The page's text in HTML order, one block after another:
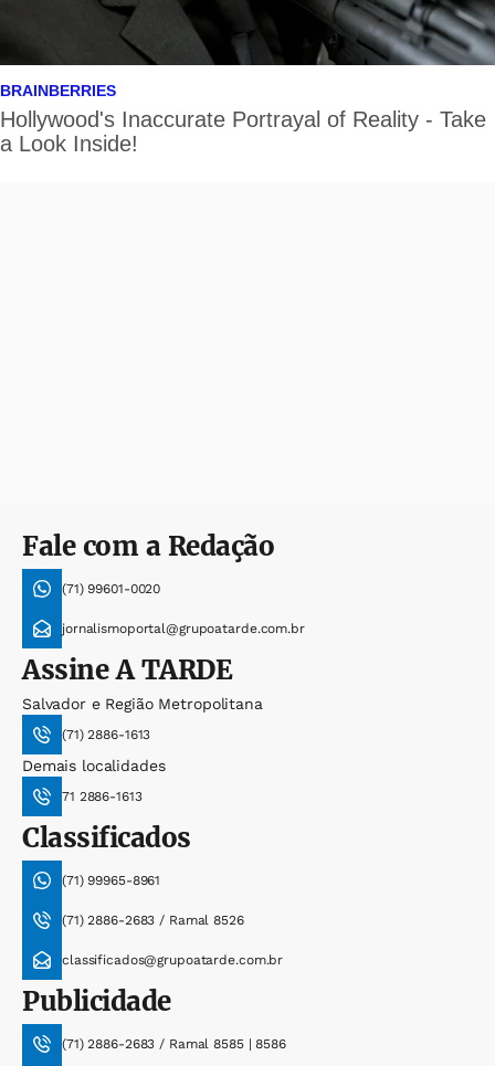
Fale com a Redação
(71) 99601-0020
jornalismoportal@grupoatarde.com.br
AssineA TARDE
Salvador e Região Metropolitana
(71) 2886-1613
Demais localidades
71 2886-1613
Classificados
(71) 99965-8961
(71) 2886-2683 / Ramal 8526
classificados@grupoatarde.com.br
Publicidade
(71) 2886-2683 / Ramal 8585 | 8586